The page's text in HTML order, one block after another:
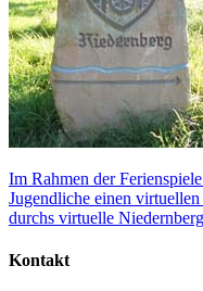
Im Rahmen der
Jugendliche einen
durchs virtuelle
Kontakt